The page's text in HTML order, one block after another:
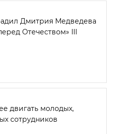
Дмитрия Медведева
Отечеством» III
двигать молодых,
сотрудников